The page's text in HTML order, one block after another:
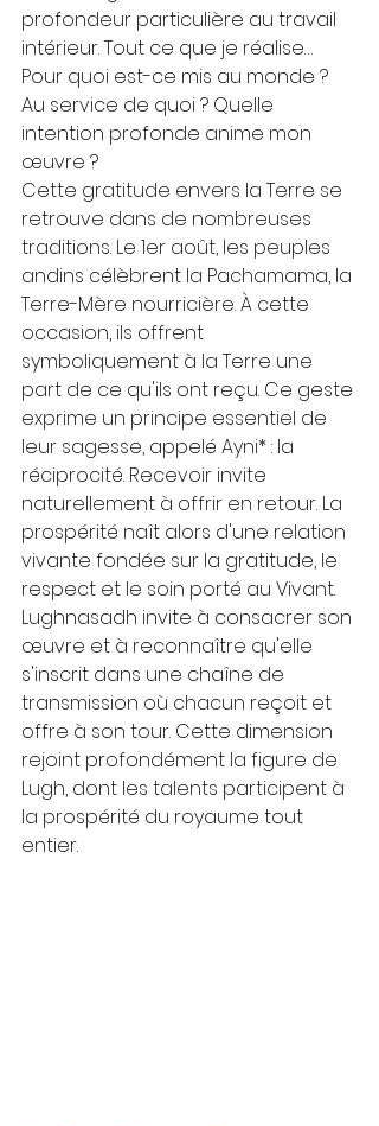
profondeur particulière au travail
intérieur. Tout ce que je réalise…
Pour quoi est-ce mis au monde ?
Au service de quoi ? Quelle
intention profonde anime mon
œuvre ?
Cette gratitude envers la Terre se
retrouve dans de nombreuses
traditions. Le 1er août, les peuples
andins célèbrent la Pachamama, la
Terre-Mère nourricière. À cette
occasion, ils offrent
symboliquement à la Terre une
part de ce qu'ils ont reçu. Ce geste
exprime un principe essentiel de
leur sagesse, appelé Ayni* : la
réciprocité. Recevoir invite
naturellement à offrir en retour. La
prospérité naît alors d'une relation
vivante fondée sur la gratitude, le
respect et le soin porté au Vivant.
Lughnasadh invite à consacrer son
œuvre et à reconnaître qu'elle
s'inscrit dans une chaîne de
transmission où chacun reçoit et
offre à son tour. Cette dimension
rejoint profondément la figure de
Lugh, dont les talents participent à
la prospérité du royaume tout
entier.